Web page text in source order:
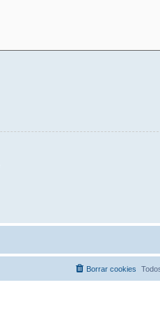
Borrar cookies